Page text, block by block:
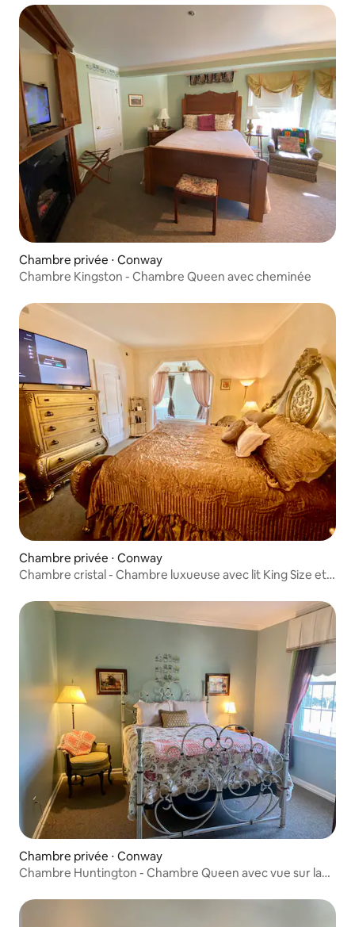
Chambre privée ⋅ Conway
Chambre Kingston - Chambre Queen avec cheminée
Chambre privée ⋅ Conway
Chambre cristal - Chambre luxueuse avec lit King Size et
Chambre privée ⋅ Conway
Chambre Huntington - Chambre Queen avec vue sur la